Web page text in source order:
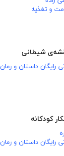
و تغذیه
شیطانی
رایگان داستان و رمان
کودکانه
رایگان داستان و رمان